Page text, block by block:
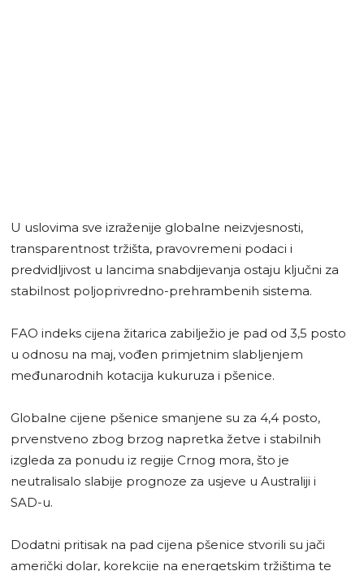
U uslovima sve izraženije globalne neizvjesnosti,
transparentnost tržišta, pravovremeni podaci i
predvidljivost u lancima snabdijevanja ostaju ključni za
stabilnost poljoprivredno-prehrambenih sistema.
FAO indeks cijena žitarica zabilježio je pad od 3,5 posto
u odnosu na maj, vođen primjetnim slabljenjem
međunarodnih kotacija kukuruza i pšenice.
Globalne cijene pšenice smanjene su za 4,4 posto,
prvenstveno zbog brzog napretka žetve i stabilnih
izgleda za ponudu iz regije Crnog mora, što je
neutralisalo slabije prognoze za usjeve u Australiji i
SAD-u.
Dodatni pritisak na pad cijena pšenice stvorili su jači
američki dolar, korekcije na energetskim tržištima te